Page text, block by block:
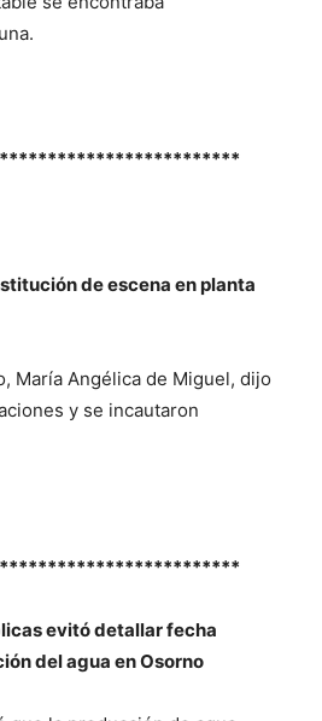
de escena en planta
María Angélica de Miguel, dijo
y se incautaron
evitó detallar fecha
del agua en Osorno